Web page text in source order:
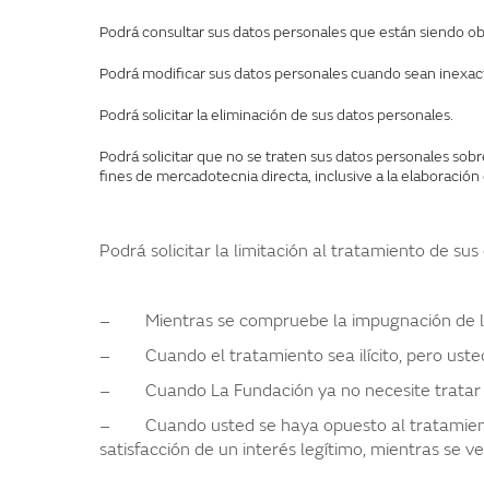
Podrá consultar sus datos personales que están siendo
Podrá modificar sus datos personales cuando sean
Podrá solicitar la eliminación de sus datos personales.
Podrá solicitar que no se traten sus datos personales
fines de mercadotecnia directa, inclusive a la
Podrá solicitar la limitación al tratamiento de sus
– Mientras se compruebe la impugnación de
– Cuando el tratamiento sea ilícito, pero usted
– Cuando La Fundación ya no necesite tratar
– Cuando usted se haya opuesto al
satisfacción de un interés legítimo, mientras se